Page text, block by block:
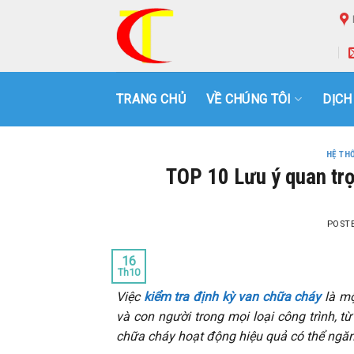
TRANG CHỦ VỀ CHÚNG TÔI
HỆ
TOP 10 Lưu ý quan
16
Th10
Việc kiểm tra định kỳ van chữa cháylà
và con người trong mọi loại công trình,
chữa cháy hoạt động hiệu quả có thể